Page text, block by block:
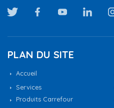
PLAN DU SITE
Accueil
Services
Produits Carrefour